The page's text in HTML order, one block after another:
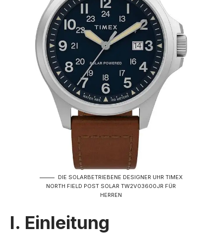
DIE SOLARBETRIEBENE DESIGNER UHR TIMEX
NORTH FIELD POST SOLAR TW2V03600JR FÜR
HERREN
I. Einleitung